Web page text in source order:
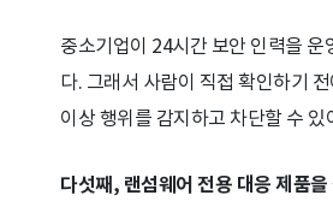
중소기업이 24시간 보안 인력을 운
다. 그래서 사람이 직접 확인하기
이상 행위를 감지하고 차단할 수 있
다섯째, 랜섬웨어 전용 대응 제품